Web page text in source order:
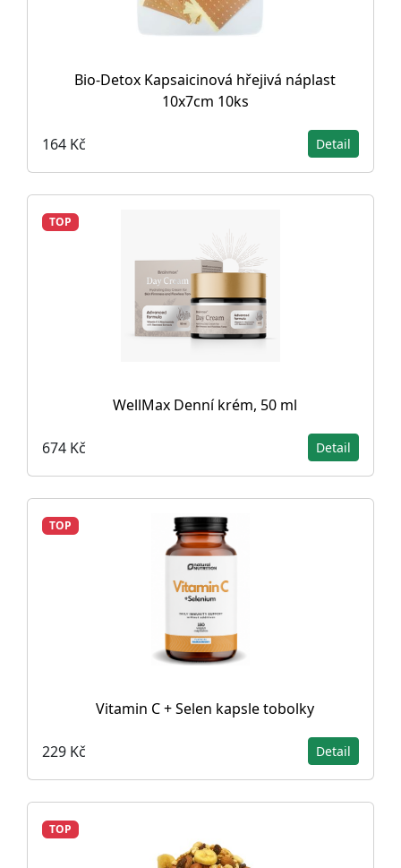
Bio-Detox Kapsaicinová hřejivá náplast
10x7cm 10ks
164 Kč Detail
TOP
WellMax Denní krém, 50 ml
674 Kč Detail
TOP
Vitamin C + Selen kapsle tobolky
229 Kč Detail
TOP